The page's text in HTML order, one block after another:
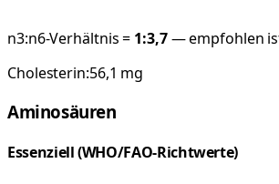
n3:n6-Verhältnis = 1:3,7— empfohlen
Cholesterin:56,1 mg
Aminosäuren
Essenziell (WHO/FAO-Richtwerte)